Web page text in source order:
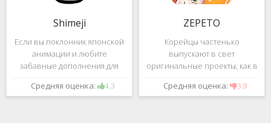
Shimeji
Если вы поклонник японской
анимации и любите
забавные дополнения для
своего смартфона, обратите
внимание на Shimeji -
Средняя оценка: 4.3
ZEPETO
Корейцы частенько
выпускают в свет
оригинальные проекты, как в
сфере игр, так и приложений.
Так, ZEPETO стремительно
Средняя оценка: 3.9